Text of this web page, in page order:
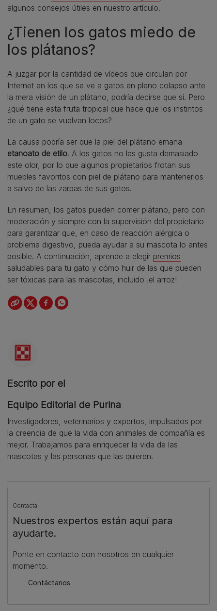
algunos consejos útiles en nuestro artículo.
¿Tienen los gatos miedo de
los plátanos?
A juzgar por la cantidad de vídeos que circulan por
Internet en los que se ve a gatos en pleno colapso ante
la mera visión de un plátano, podría decirse que sí. Pero
¿qué tiene esta fruta tropical que hace que los instintos
de un gato se vuelvan locos?
La causa podría ser que la piel del plátano emana
etanoato de etilo. A los gatos no les gusta demasiado
este olor, por lo que algunos propietarios frotan sus
muebles favoritos con piel de plátano para mantenerlos
a salvo de las zarpas de sus gatos.
En resumen, los gatos pueden comer plátano, pero con
moderación y siempre con la supervisión del propietario
para garantizar que, en caso de reacción alérgica o
problema digestivo, pueda ayudar a su mascota lo antes
posible. A continuación, aprende a elegir premios
saludables para tu gato y cómo huir de las que pueden
ser tóxicas para las mascotas, incluido ¡el arroz!
Escrito por el
Equipo Editorial de Purina
Investigadores, veterinarios y expertos, impulsados por
la creencia de que la vida con animales de compañía es
mejor. Trabajamos para enriquecer la vida de las
mascotas y las personas que las quieren.
Contacta
Nuestros expertos están aquí para
ayudarte.
Ponte en contacto con nosotros en cualquier
momento.
Contáctanos